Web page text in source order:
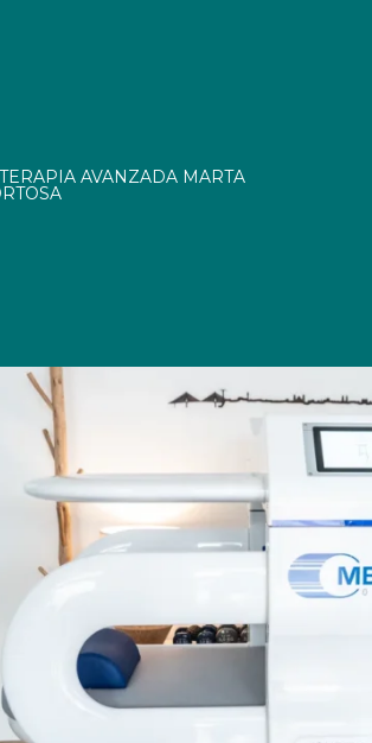
AVANZADA MARTA
2.0: la